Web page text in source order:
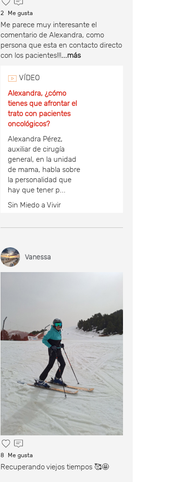
2 Me gusta
Me parece muy interesante el
comentario de Alexandra, como
persona que esta en contacto directo
con los pacientes!!!...más
VÍDEO
Alexandra, ¿cómo
tienes que afrontar el
trato con pacientes
oncológicos?
Alexandra Pérez,
auxiliar de cirugía
general, en la unidad
de mama, habla sobre
la personalidad que
hay que tener p...
Sin Miedo a Vivir
Vanessa
8 Me gusta
Recuperando viejos tiempos 🥰🤩